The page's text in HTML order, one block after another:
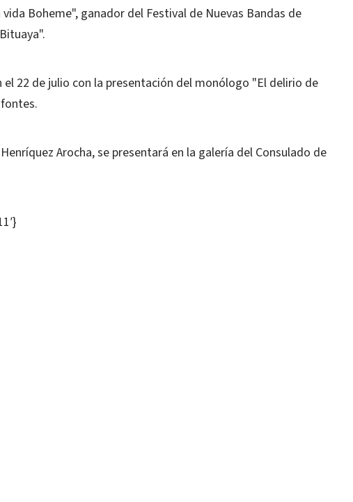
Boheme", ganador del Festival de Nuevas Bandas de
el 22 de julio con la presentación del monólogo "El delirio de
Arocha, se presentará en la galería del Consulado de